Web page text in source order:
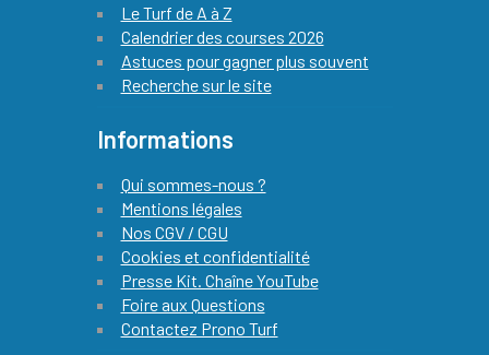
Le Turf de A à Z
Calendrier des courses 2026
Astuces pour gagner plus souvent
Recherche sur le site
Informations
Qui sommes-nous ?
Mentions légales
Nos CGV / CGU
Cookies et confidentialité
Presse Kit. Chaîne YouTube
Foire aux Questions
Contactez Prono Turf